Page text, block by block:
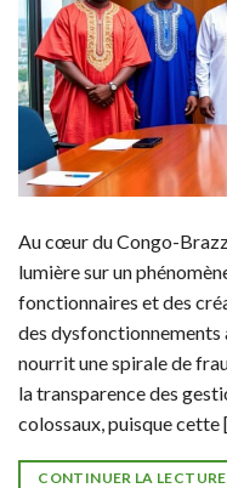
Au cœur du Congo-
lumière sur un
fonctionnaires et des
des dysfonctionnements
nourrit une spirale de
la transparence des
colossaux, puisque
CONTINUER LA LECTURE